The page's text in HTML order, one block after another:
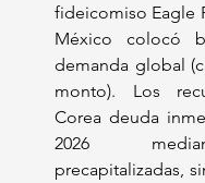
fideicomiso Eagle
México colocó
demanda global
monto). Los
Corea deuda
2026
precapitalizadas,